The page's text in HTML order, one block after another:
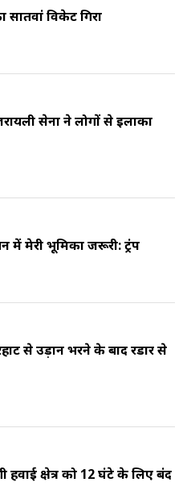
विकेट गिरा
सेना ने लोगों से इलाका
में मेरी भूमिका जरूरी: ट्रंप
से उड़ान भरने के बाद रडार से
हवाई क्षेत्र को 12 घंटे के लिए बंद